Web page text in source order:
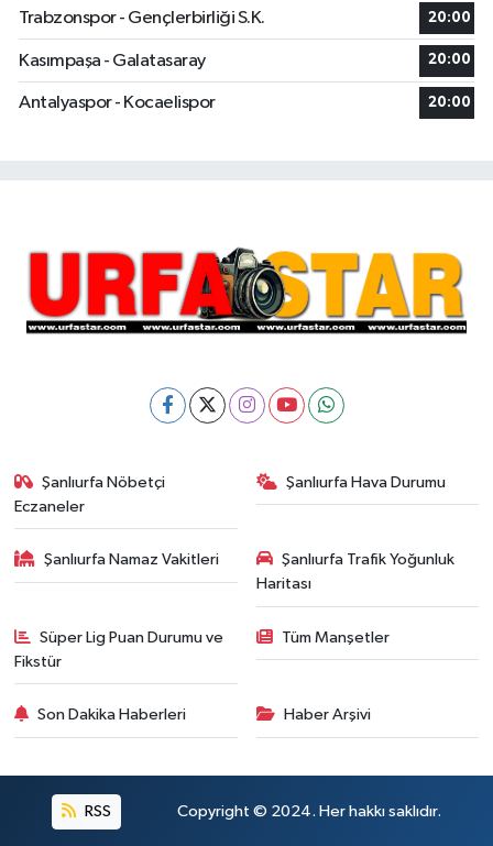
Trabzonspor - Gençlerbirliği S.K. 20:00
Kasımpaşa - Galatasaray 20:00
Antalyaspor - Kocaelispor 20:00
Şanlıurfa Nöbetçi
Eczaneler
Şanlıurfa Hava Durumu
Şanlıurfa Namaz Vakitleri
Şanlıurfa Trafik Yoğunluk
Haritası
Süper Lig Puan Durumu ve
Fikstür
Tüm Manşetler
Son Dakika Haberleri Haber Arşivi
RSS Copyright © 2024. Her hakkı saklıdır.